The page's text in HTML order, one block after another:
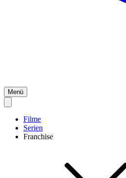
Menü
Filme
Serien
Franchise